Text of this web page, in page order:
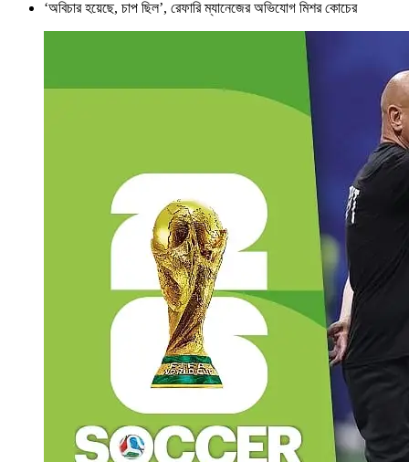
‘অবিচার হয়েছে, চাপ ছিল’, রেফারি ম্যানেজের অভিযোগ মিশর কোচের